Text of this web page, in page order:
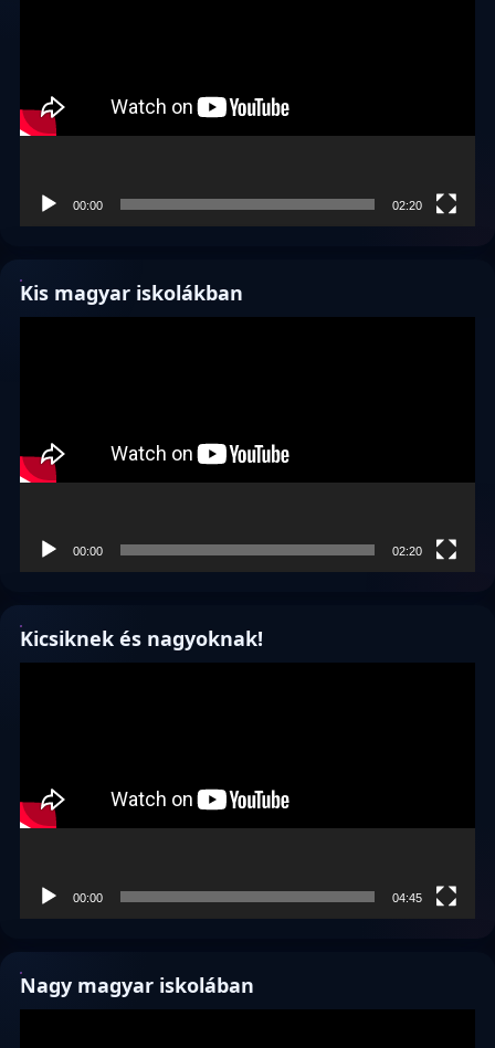
00:00 02:20
Kis magyar iskolákban
00:00 02:20
Kicsiknek és nagyoknak!
00:00 04:45
Nagy magyar iskolában